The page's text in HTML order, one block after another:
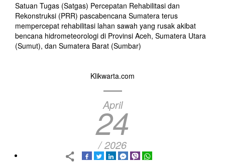
Satuan Tugas (Satgas) Percepatan Rehabilitasi dan
Rekonstruksi (PRR) pascabencana Sumatera terus
mempercepat rehabilitasi lahan sawah yang rusak akibat
bencana hidrometeorologi di Provinsi Aceh, Sumatera Utara
(Sumut), dan Sumatera Barat (Sumbar)
Klikwarta.com
April
24
/ 2026